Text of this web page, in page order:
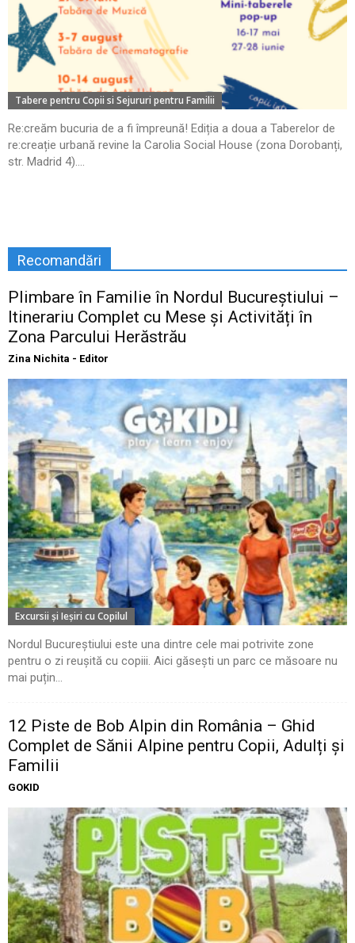
Tabere pentru Copii si Sejururi pentru Familii
Re:creăm bucuria de a fi împreună! Ediția a doua a Taberelor de
re:creație urbană revine la Carolia Social House (zona Dorobanți,
str. Madrid 4)....
Recomandări
Plimbare în Familie în Nordul Bucureștiului –
Itinerariu Complet cu Mese și Activități în
Zona Parcului Herăstrău
Zina Nichita - Editor
Excursii şi Ieşiri cu Copilul
Nordul Bucureștiului este una dintre cele mai potrivite zone
pentru o zi reușită cu copiii. Aici găsești un parc ce măsoare nu
mai puțin...
12 Piste de Bob Alpin din România – Ghid
Complet de Sănii Alpine pentru Copii, Adulți și
Familii
GOKID